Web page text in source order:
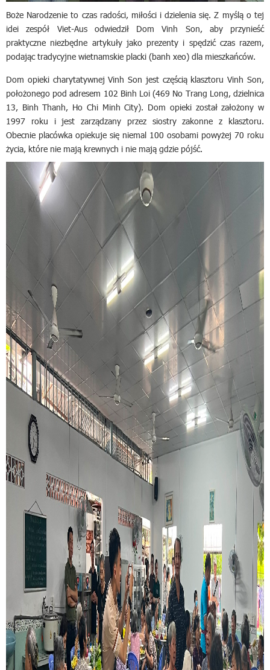
Boże Narodzenie to czas radości, miłości i dzielenia się. Z myślą o tej
idei zespół Viet-Aus odwiedził Dom Vinh Son, aby przynieść
praktyczne niezbędne artykuły jako prezenty i spędzić czas razem,
podając tradycyjne wietnamskie placki (banh xeo) dla mieszkańców.
Dom opieki charytatywnej Vinh Son jest częścią klasztoru Vinh Son,
położonego pod adresem 102 Binh Loi (469 No Trang Long, dzielnica
13, Binh Thanh, Ho Chi Minh City). Dom opieki został założony w
1997 roku i jest zarządzany przez siostry zakonne z klasztoru.
Obecnie placówka opiekuje się niemal 100 osobami powyżej 70 roku
życia, które nie mają krewnych i nie mają gdzie pójść.